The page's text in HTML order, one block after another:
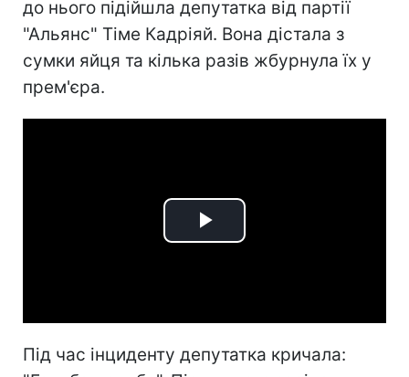
до нього підійшла депутатка від партії
"Альянс" Тіме Кадріяй. Вона дістала з
сумки яйця та кілька разів жбурнула їх у
прем'єра.
Play
Під час інциденту депутатка кричала: